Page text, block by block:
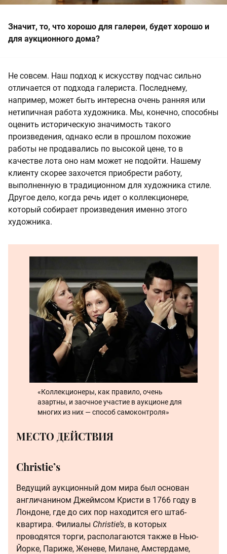
Значит, то, что хорошо для галереи, будет хорошо и
для аукционного дома?
Не совсем. Наш подход к искусству подчас сильно
отличается от подхода галериста. Последнему,
например, может быть интересна очень ранняя или
нетипичная работа художника. Мы, конечно, способны
оценить историческую значимость такого
произведения, однако если в прошлом похожие
работы не продавались по высокой цене, то в
качестве лота оно нам может не подойти. Нашему
клиенту скорее захочется приобрести работу,
выполненную в традиционном для художника стиле.
Другое дело, когда речь идет о коллекционере,
который собирает произведения именно этого
художника.
«Коллекционеры, как правило, очень
азартны, и заочное участие в аукционе для
многих из них — способ самоконтроля»
МЕСТО ДЕЙСТВИЯ
Christie’s
Ведущий аукционный дом мира был основан
англичанином Джеймсом Кристи в 1766 году в
Лондоне, где до сих пор находится его штаб-
квартира. Филиалы Christie’s, в которых
проводятся торги, располагаются также в Нью-
Йорке, Париже, Женеве, Милане, Амстердаме,